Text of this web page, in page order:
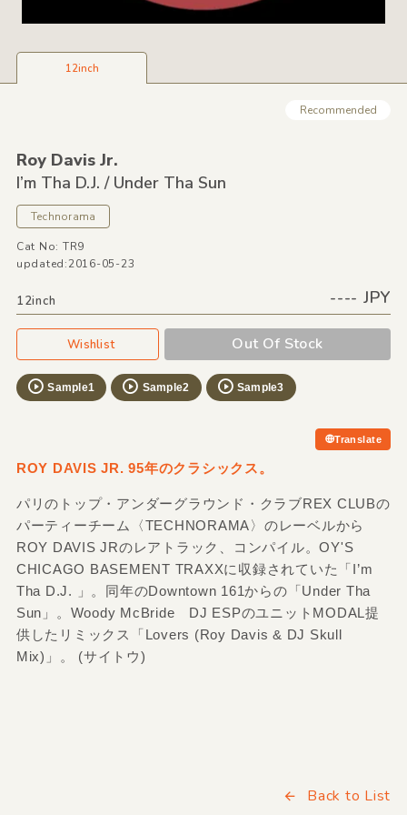
12inch
Recommended
Roy Davis Jr.
I’m Tha D.J. /Under Tha Sun
Technorama
Cat No: TR9
updated:2016-05-23
12inch ---- JPY
Wishlist Out Of Stock
Sample1 Sample2 Sample3
Translate
ROY DAVIS JR. 95年のクラシックス。
パリのトップ・アンダーグラウンド・クラブREX CLUBの
パーティーチーム〈TECHNORAMA〉のレーベルから
ROY DAVIS JRのレアトラック、コンパイル。OY'S
CHICAGO BASEMENT TRAXXに収録されていた「I’m
Tha D.J. 」。同年のDowntown 161からの「Under Tha
Sun」。Woody McBride DJ ESPのユニットMODAL提
供したリミックス「Lovers (Roy Davis & DJ Skull
Mix)」。 (サイトウ)
Back to List